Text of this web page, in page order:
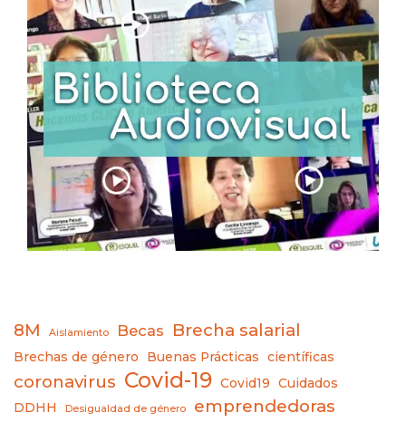
8M Aislamiento Becas Brecha salarial
Brechas de género Buenas Prácticas científicas
coronavirus Covid-19 Covid19
Cuidados
DDHH
Desigualdad de género emprendedoras